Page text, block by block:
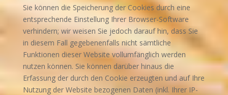
Sie können die Speicherung der Cookies durch eine
entsprechende Einstellung Ihrer Browser-Software
verhindern; wir weisen Sie jedoch darauf hin, dass Sie
in diesem Fall gegebenenfalls nicht sämtliche
Funktionen dieser Website vollumfänglich werden
nutzen können. Sie können darüber hinaus die
Erfassung der durch den Cookie erzeugten und auf Ihre
Nutzung der Website bezogenen Daten (inkl. Ihrer IP-